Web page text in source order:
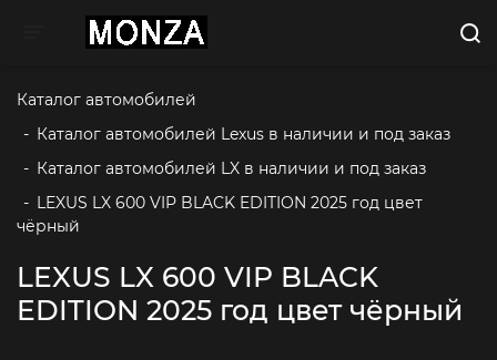
Toggle navigation
Каталог автомобилей
- Каталог автомобилей Lexus в наличии и под заказ
- Каталог автомобилей LX в наличии и под заказ
- LEXUS LX 600 VIP BLACK EDITION 2025 год цвет
чёрный
LEXUS LX 600 VIP BLACK
EDITION 2025 год цвет чёрный